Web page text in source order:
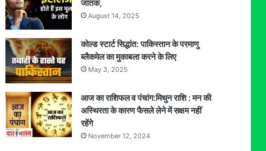
जातक,
August 14, 2025
कोल्ड स्टार्ट सिद्धांत: पाकिस्तान के परमाणु
ब्लैकमेल का मुकाबला करने के लिए
May 3, 2025
आज का राशिफल व पंचांग:मिथुन राशि : मन की
अस्थिरता के कारण फैसले लेने में सक्षम नहीं
रहेंगे
November 12, 2024